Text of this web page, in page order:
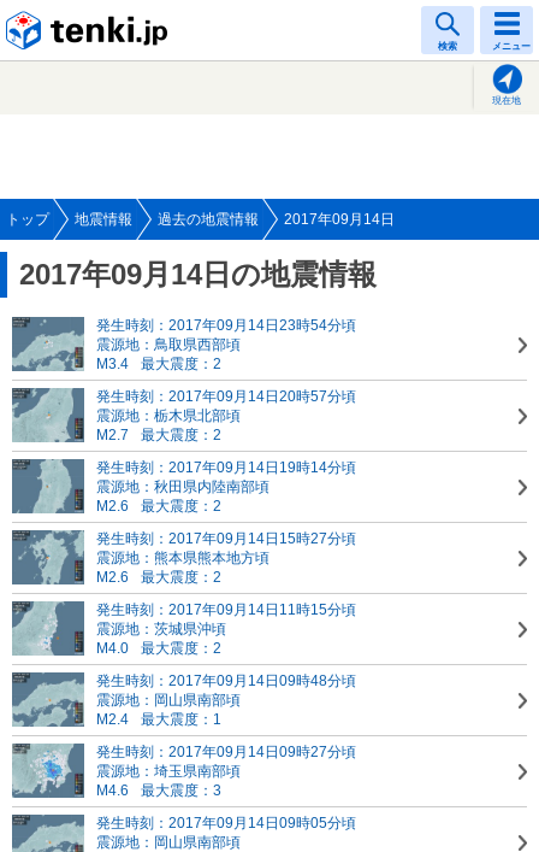
検索 メニュー
現在地
トップ 地震情報 過去の地震情報 2017年09月14日
2017年09月14日の地震情報
発生時刻：2017年09月14日23時54分頃
震源地：鳥取県西部頃
M3.4
最大震度：2
発生時刻：2017年09月14日20時57分頃
震源地：栃木県北部頃
M2.7
最大震度：2
発生時刻：2017年09月14日19時14分頃
震源地：秋田県内陸南部頃
M2.6
最大震度：2
発生時刻：2017年09月14日15時27分頃
震源地：熊本県熊本地方頃
M2.6
最大震度：2
発生時刻：2017年09月14日11時15分頃
震源地：茨城県沖頃
M4.0
最大震度：2
発生時刻：2017年09月14日09時48分頃
震源地：岡山県南部頃
M2.4
最大震度：1
発生時刻：2017年09月14日09時27分頃
震源地：埼玉県南部頃
M4.6
最大震度：3
発生時刻：2017年09月14日09時05分頃
震源地：岡山県南部頃